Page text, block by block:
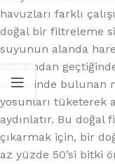
havuzları farklı
doğal bir filtreleme
suyunun alanda
yapısından
köklerinde bulunan
yosunları tüketerek
aydınlatır. Bu
çıkarmak için, bir
az yüzde 50’si bitki